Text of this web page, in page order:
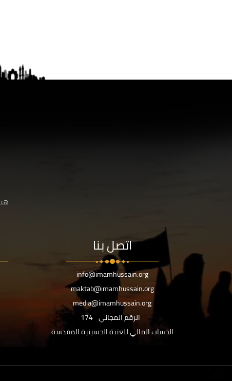
اتصل بنا
info@imamhussain.org
maktab@imamhussain.org
media@imamhussain.org
الرقم المجاني 174
الحساب المالي للعتبة الحسينية المقدسة